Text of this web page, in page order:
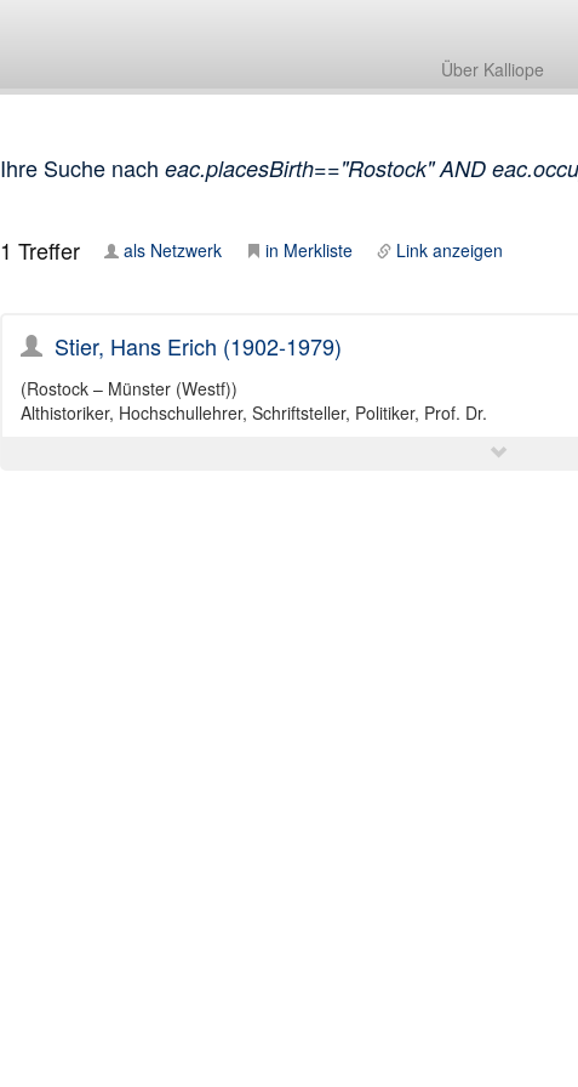
Über Kalliope
Ihre Suche nach eac.placesBirth=="Rostock" AND
1 Treffer als Netzwerk in Merkliste Link anzeigen
Stier, Hans Erich (1902-1979)
(Rostock – Münster (Westf))
Althistoriker, Hochschullehrer, Schriftsteller, Politiker, Prof. Dr.